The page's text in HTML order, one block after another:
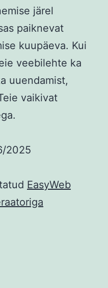
järel
paiknevat
kuupäeva. Kui
veebilehte ka
uuendamist,
vaikivat
2025
EasyWeb